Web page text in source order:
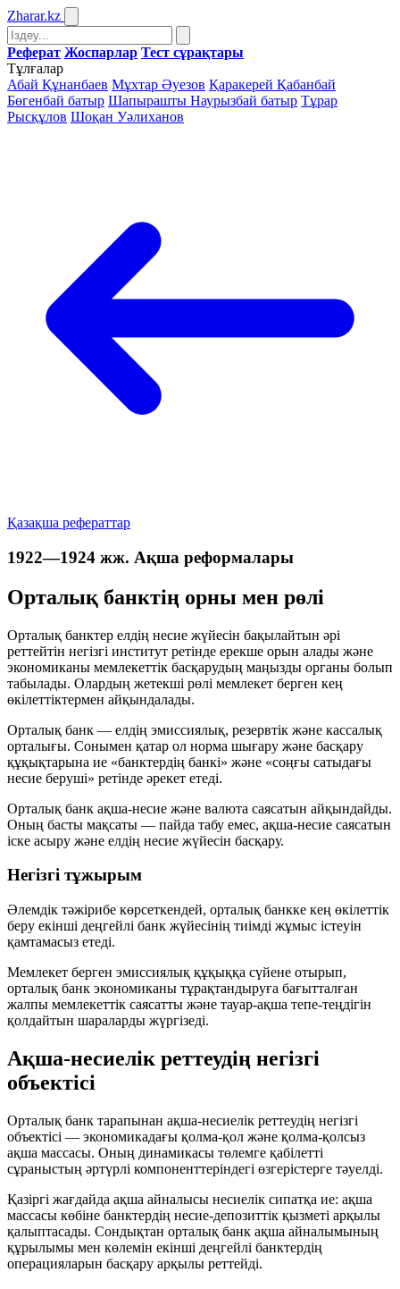
Zharar.kz
Реферат Жоспарлар Тест сұрақтары
Тұлғалар
Абай Құнанбаев Мұхтар Әуезов Қаракерей Қабанбай
Бөгенбай батыр Шапырашты Наурызбай батыр Тұрар
Рысқұлов Шоқан Уәлиханов
Қазақша рефераттар
1922—1924 жж. Ақша реформалары
Орталық банктің орны мен рөлі
Орталық банктер елдің несие жүйесін бақылайтын әрі
реттейтін негізгі институт ретінде ерекше орын алады және
экономиканы мемлекеттік басқарудың маңызды органы болып
табылады. Олардың жетекші рөлі мемлекет берген кең
өкілеттіктермен айқындалады.
Орталық банк — елдің эмиссиялық, резервтік және кассалық
орталығы. Сонымен қатар ол норма шығару және басқару
құқықтарына ие «банктердің банкі» және «соңғы сатыдағы
несие беруші» ретінде әрекет етеді.
Орталық банк ақша-несие және валюта саясатын айқындайды.
Оның басты мақсаты — пайда табу емес, ақша-несие саясатын
іске асыру және елдің несие жүйесін басқару.
Негізгі тұжырым
Әлемдік тәжірибе көрсеткендей, орталық банкке кең өкілеттік
беру екінші деңгейлі банк жүйесінің тиімді жұмыс істеуін
қамтамасыз етеді.
Мемлекет берген эмиссиялық құқыққа сүйене отырып,
орталық банк экономиканы тұрақтандыруға бағытталған
жалпы мемлекеттік саясатты және тауар-ақша тепе-теңдігін
қолдайтын шараларды жүргізеді.
Ақша-несиелік реттеудің негізгі
объектісі
Орталық банк тарапынан ақша-несиелік реттеудің негізгі
объектісі — экономикадағы қолма-қол және қолма-қолсыз
ақша массасы. Оның динамикасы төлемге қабілетті
сұраныстың әртүрлі компоненттеріндегі өзгерістерге тәуелді.
Қазіргі жағдайда ақша айналысы несиелік сипатқа ие: ақша
массасы көбіне банктердің несие-депозиттік қызметі арқылы
қалыптасады. Сондықтан орталық банк ақша айналымының
құрылымы мен көлемін екінші деңгейлі банктердің
операцияларын басқару арқылы реттейді.